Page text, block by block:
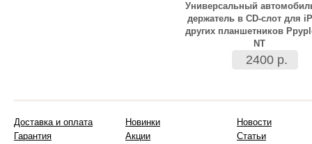
Универсальный
держатель в CD-слот для
других планшетников
NT
2400 р.
Доставка и оплата
Гарантия
Новинки
Акции
Новости
Статьи